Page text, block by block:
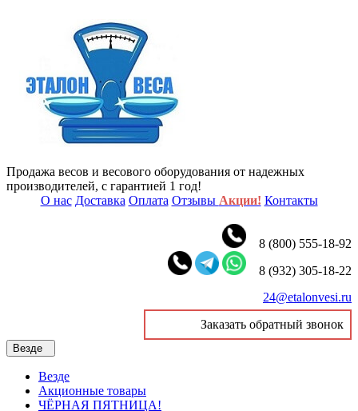
Продажа весов и весового оборудования от надежных
производителей, с гарантией 1 год!
О нас Доставка Оплата Отзывы Акции! Контакты
8 (800) 555-18-92
8 (932) 305-18-22
24@etalonvesi.ru
Заказать обратный звонок
Везде
Везде
Акционные товары
ЧЁРНАЯ ПЯТНИЦА!